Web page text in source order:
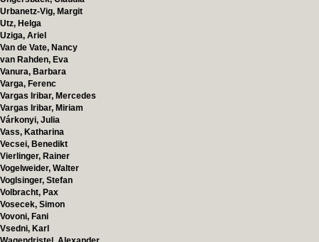
Urbanetz-Vig, Margit
Utz, Helga
Uziga, Ariel
Van de Vate, Nancy
van Rahden, Eva
Vanura, Barbara
Varga, Ferenc
Vargas Iribar, Mercedes
Vargas Iribar, Miriam
Várkonyi, Julia
Vass, Katharina
Vecsei, Benedikt
Vierlinger, Rainer
Vogelweider, Walter
Voglsinger, Stefan
Volbracht, Pax
Vosecek, Simon
Vovoni, Fani
Vsedni, Karl